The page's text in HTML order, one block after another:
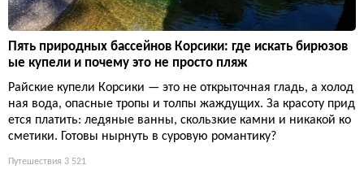
Пять природных бассейнов Корсики: где искать бирюзов
ые купели и почему это не просто пляж
Райские купели Корсики — это не открыточная гладь, а холод
ная вода, опасные тропы и толпы жаждущих. За красоту прид
ется платить: ледяные ванны, скользкие камни и никакой ко
сметики. Готовы нырнуть в суровую романтику?
Путешествия 3 521